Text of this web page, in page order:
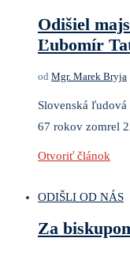
Odišiel
Ľubomír
od Mgr. Marek Bryja
Slovenská
67 rokov zomrel
Otvoriť článok
ODIŠLI OD NÁS
Za